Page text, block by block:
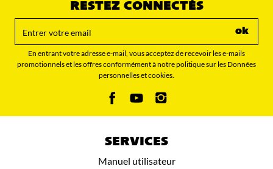
RESTEZ CONNECTÉS
ok
En entrant votre adresse e-mail, vous acceptez de recevoir les e-mails
promotionnels et les offres conformément à notre politique sur les Données
personnelles et cookies.
SERVICES
Manuel utilisateur